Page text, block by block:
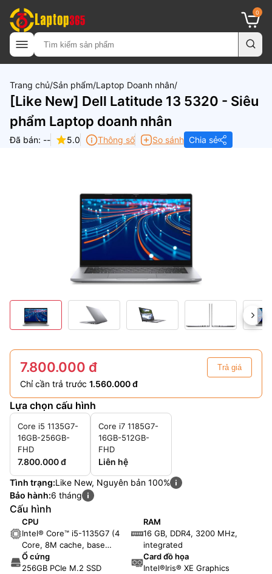
0
Trang chủ Sản phẩm Laptop Doanh nhân
[Like New] Dell Latitude 13 5320 - Siêu
phẩm Laptop doanh nhân
Đã bán: -- 5.0 Thông số So sánh Chia sẻ
7.800.000 đ Trả giá
Chỉ cần trả trước 1.560.000 đ
Lựa chọn cấu hình
Core i5 1135G7-
16GB-256GB-
FHD
7.800.000 đ
Core i7 1185G7-
16GB-512GB-
FHD
Liên hệ
Tình trạng:Like New, Nguyên bản 100%
Bảo hành:6 tháng
Cấu hình
CPU
Intel® Core™ i5-1135G7 (4
Core, 8M cache, base
2.4GHz, up to 4.2GHz)
RAM
16 GB, DDR4, 3200 MHz,
integrated
Ổ cứng
256GB PCIe M.2 SSD
Card đồ họa
Intel®Iris® XE Graphics